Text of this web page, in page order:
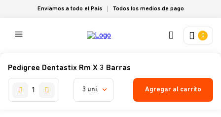
Enviamos a todo el País Todos los medios de pago
0
Pedigree Dentastix Rm X 3 Barras
3 uni. Agregar al carrito